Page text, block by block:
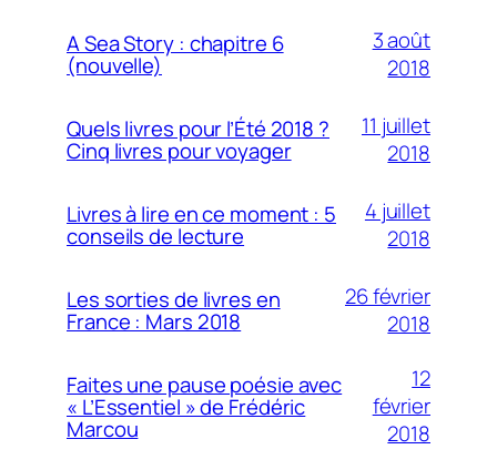
A Sea Story : chapitre 6
(nouvelle)
3 août
2018
Quels livres pour l’Été 2018 ?
Cinq livres pour voyager
11 juillet
2018
Livres à lire en ce moment : 5
conseils de lecture
4 juillet
2018
Les sorties de livres en
France : Mars 2018
26 février
2018
Faites une pause poésie avec
« L’Essentiel » de Frédéric
Marcou
12
février
2018